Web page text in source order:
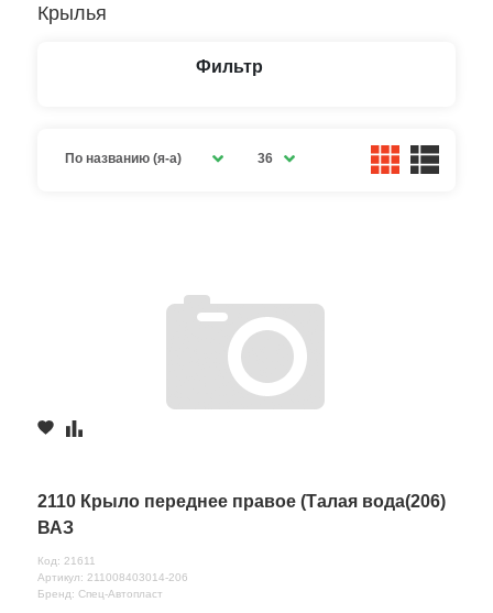
Крылья
Фильтр
По названию (я-а) 36
2110 Крыло переднее правое (Талая вода(206)
ВАЗ
Код: 21611
Артикул: 211008403014-206
Бренд: Спец-Автопласт